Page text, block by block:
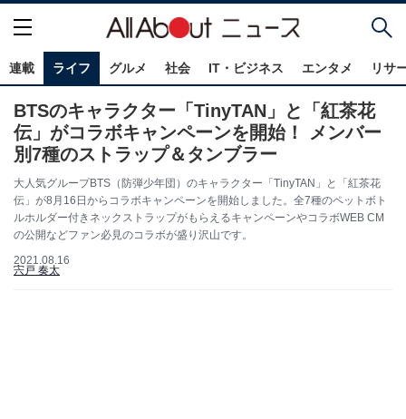
連載 ライフ グルメ 社会 IT・ビジネス エンタメ リサ
BTSのキャラクター「TinyTAN」と「紅茶花
伝」がコラボキャンペーンを開始！ メンバー
別7種のストラップ＆タンブラー
大人気グループBTS（防弾少年団）のキャラクター「TinyTAN」と「紅茶花
伝」が8月16日からコラボキャンペーンを開始しました。全7種のペットボト
ルホルダー付きネックストラップがもらえるキャンペーンやコラボWEB CM
の公開などファン必見のコラボが盛り沢山です。
2021.08.16
宍戸 奏太